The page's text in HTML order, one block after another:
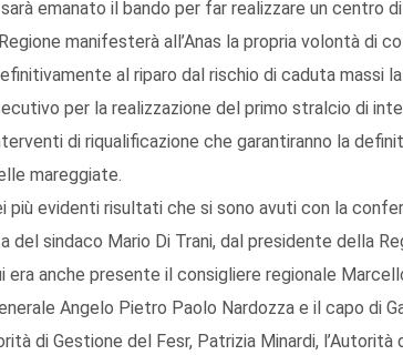
emanato il bando per far realizzare un centro
manifesterà all’Anas la propria volontà di
al riparo dal rischio di caduta massi
per la realizzazione del primo stralcio di
di riqualificazione che garantiranno la
mareggiate.
più evidenti risultati che si sono avuti con la
del sindaco Mario Di Trani, dal presidente della
anche presente il consigliere regionale
Angelo Pietro Paolo Nardozza e il capo di
di Gestione del Fesr, Patrizia Minardi,